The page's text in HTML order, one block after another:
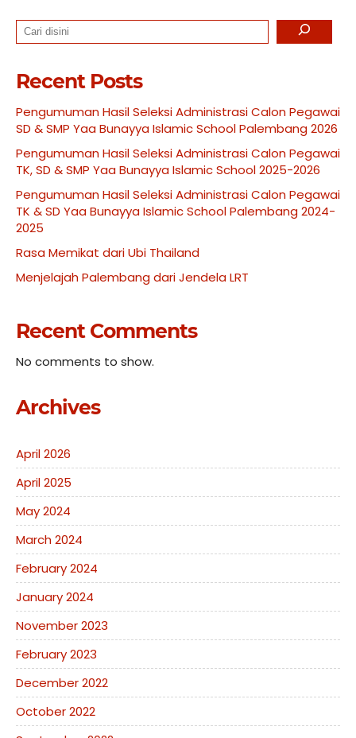
Search
Recent Posts
Pengumuman Hasil Seleksi Administrasi Calon Pegawai
SD & SMP Yaa Bunayya Islamic School Palembang 2026
Pengumuman Hasil Seleksi Administrasi Calon Pegawai
TK, SD & SMP Yaa Bunayya Islamic School 2025-2026
Pengumuman Hasil Seleksi Administrasi Calon Pegawai
TK & SD Yaa Bunayya Islamic School Palembang 2024-
2025
Rasa Memikat dari Ubi Thailand
Menjelajah Palembang dari Jendela LRT
Recent Comments
No comments to show.
Archives
April 2026
April 2025
May 2024
March 2024
February 2024
January 2024
November 2023
February 2023
December 2022
October 2022